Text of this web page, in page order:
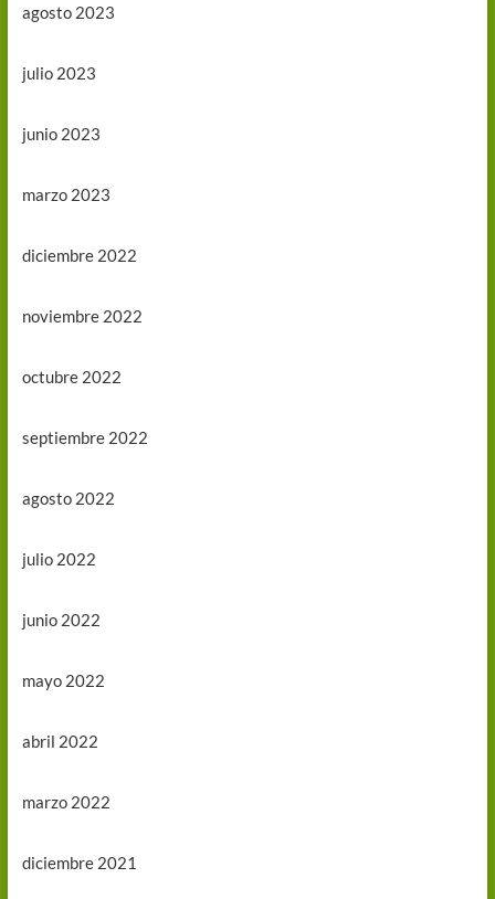
agosto 2023
julio 2023
junio 2023
marzo 2023
diciembre 2022
noviembre 2022
octubre 2022
septiembre 2022
agosto 2022
julio 2022
junio 2022
mayo 2022
abril 2022
marzo 2022
diciembre 2021